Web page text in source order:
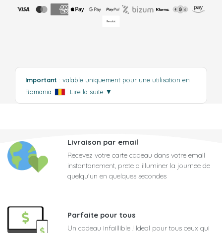
Important : valable uniquement pour une utilisation en
Romania
Lire la suite ▼
Livraison par email
Recevez votre carte cadeau dans votre email
instantanement, prete a illuminer la journee de
quelqu'un en quelques secondes
Parfaite pour tous
Un cadeau infaillible ! Ideal pour tous ceux qui